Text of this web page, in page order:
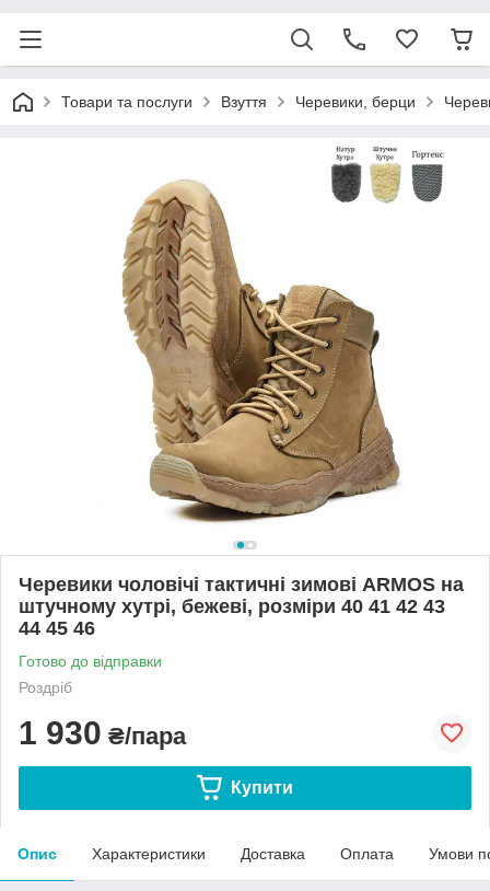
Товари та послуги Взуття Черевики, берци
Черевики чоловічі тактичні зимові ARMOS на
штучному хутрі, бежеві, розміри 40 41 42 43
44 45 46
Готово до відправки
Роздріб
1 930 ₴/пара
Купити
Опис Характеристики Доставка Оплата Умови